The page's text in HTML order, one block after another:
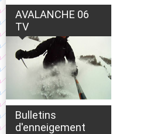
AVALANCHE 06
TV
Bulletins
d'enneigement